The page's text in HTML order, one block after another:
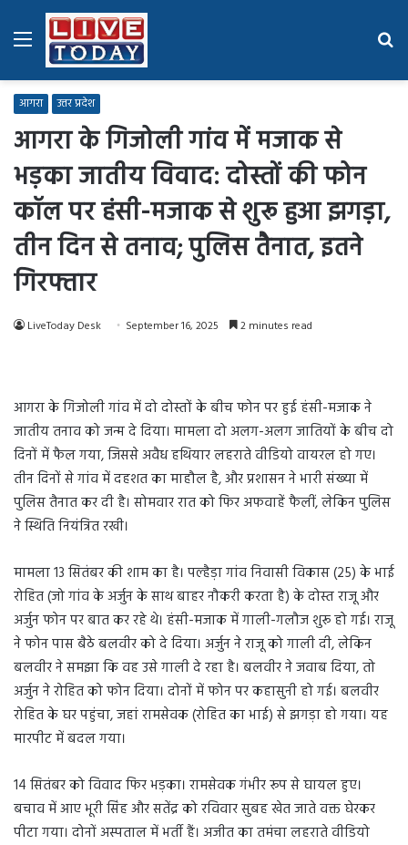
Menu
आगरा उत्तर प्रदेश
आगरा के गिजोली गांव में मजाक से
भड़का जातीय विवाद: दोस्तों की फोन
कॉल पर हंसी-मजाक से शुरू हुआ झगड़ा,
तीन दिन से तनाव; पुलिस तैनात, इतने
गिरफ्तार
LiveToday Desk September 16, 2025 2 minutes read
आगरा के गिजोली गांव में दो दोस्तों के बीच फोन पर हुई हंसी-मजाक ने
जातीय तनाव को जन्म दे दिया। मामला दो अलग-अलग जातियों के बीच दो
दिनों में फैल गया, जिससे अवैध हथियार लहराते वीडियो वायरल हो गए।
तीन दिनों से गांव में दहशत का माहौल है, और प्रशासन ने भारी संख्या में
पुलिस तैनात कर दी है। सोमवार रात को फिर अफवाहें फैलीं, लेकिन पुलिस
ने स्थिति नियंत्रित रखी।
मामला 13 सितंबर की शाम का है। पल्हैड़ा गांव निवासी विकास (25) के भाई
रोहित (जो गांव के अर्जुन के साथ बाहर नौकरी करता है) के दोस्त राजू और
अर्जुन फोन पर बात कर रहे थे। हंसी-मजाक में गाली-गलौज शुरू हो गई। राजू
ने फोन पास बैठे बलवीर को दे दिया। अर्जुन ने राजू को गाली दी, लेकिन
बलवीर ने समझा कि वह उसे गाली दे रहा है। बलवीर ने जवाब दिया, तो
अर्जुन ने रोहित को फोन दिया। दोनों में फोन पर कहासुनी हो गई। बलवीर
रोहित के घर पहुंचा, जहां रामसेवक (रोहित का भाई) से झगड़ा हो गया। यह
मारपीट में बदल गया।
14 सितंबर को विवाद फिर भड़का। रामसेवक गंभीर रूप से घायल हुए।
बचाव में आए भूरी सिंह और सतेंद्र को रविवार सुबह खेत जाते वक्त घेरकर
पीटा गया। दोनों अस्पताल में भर्ती हैं। अजीत का तमंचा लहराते वीडियो